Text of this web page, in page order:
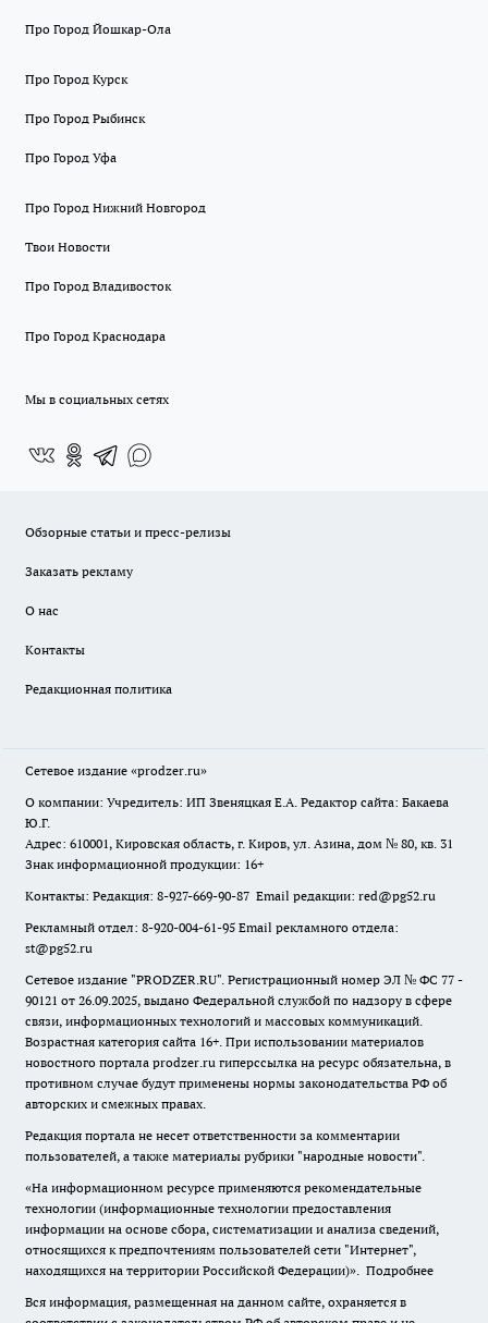
Про Город Йошкар-Ола
Про Город Курск
Про Город Рыбинск
Про Город Уфа
Про Город Нижний Новгород
Твои Новости
Про Город Владивосток
Про Город Краснодара
Мы в социальных сетях
Обзорные статьи и пресс-релизы
Заказать рекламу
О нас
Контакты
Редакционная политика
Сетевое издание «prodzer.ru»
О компании: Учредитель: ИП Звеняцкая Е.А. Редактор сайта: Бакаева
Ю.Г.
Адрес: 610001, Кировская область, г. Киров, ул. Азина, дом № 80, кв. 31
Знак информационной продукции: 16+
Контакты: Редакция: 8-927-669-90-87 Email редакции: red@pg52.ru
Рекламный отдел: 8-920-004-61-95 Email рекламного отдела:
st@pg52.ru
Сетевое издание "PRODZER.RU". Регистрационный номер ЭЛ № ФС 77 -
90121 от 26.09.2025, выдано Федеральной службой по надзору в сфере
связи, информационных технологий и массовых коммуникаций.
Возрастная категория сайта 16+. При использовании материалов
новостного портала prodzer.ru гиперссылка на ресурс обязательна, в
противном случае будут применены нормы законодательства РФ об
авторских и смежных правах.
Редакция портала не несет ответственности за комментарии
пользователей, а также материалы рубрики "народные новости".
«На информационном ресурсе применяются рекомендательные
технологии (информационные технологии предоставления
информации на основе сбора, систематизации и анализа сведений,
относящихся к предпочтениям пользователей сети "Интернет",
находящихся на территории Российской Федерации)». Подробнее
Вся информация, размещенная на данном сайте, охраняется в